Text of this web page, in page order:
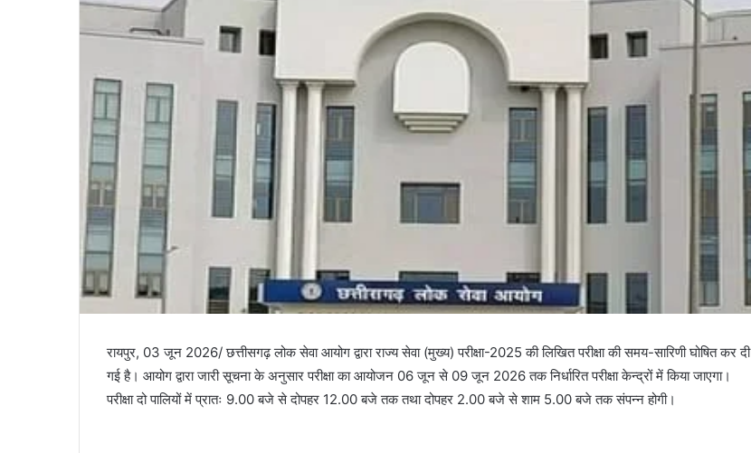
रायपुर, 03 जून 2026/ छत्तीसगढ़ लोक सेवा आयोग द्वारा राज्य सेवा (मुख्य) परीक्षा-2025 की लिखित परीक्षा की समय-सारिणी घोषित कर दी
गई है। आयोग द्वारा जारी सूचना के अनुसार परीक्षा का आयोजन 06 जून से 09 जून 2026 तक निर्धारित परीक्षा केन्द्रों में किया जाएगा।
परीक्षा दो पालियों में प्रातः 9.00 बजे से दोपहर 12.00 बजे तक तथा दोपहर 2.00 बजे से शाम 5.00 बजे तक संपन्न होगी।